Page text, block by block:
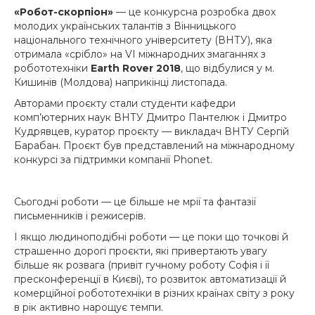
«Робот-скорпіон» — це конкурсна розробка двох
молодих українських талантів з Вінницького
національного технічного університету (ВНТУ), яка
отримала «срібло» на VI міжнародних змаганнях з
робототехніки Earth Rover 2018, що відбулися у м.
Кишинів (Молдова) наприкінці листопада.
Авторами проєкту стали студенти кафедри
комп’ютерних наук ВНТУ Дмитро Пантелюк і Дмитро
Кудрявцев, куратор проєкту — викладач ВНТУ Сергій
Барабан. Проєкт був представлений на міжнародному
конкурсі за підтримки компанії Phonet.
Сьогодні роботи — це більше не мрії та фантазії
письменників і режисерів.
І якщо людиноподібні роботи — це поки що точкові й
страшенно дорогі проєкти, які привертають увагу
більше як розвага (привіт гучному роботу Софія і її
пресконференції в Києві), то розвиток автоматизації й
комерційної робототехніки в різних країнах світу з року
в рік активно нарощує темпи.